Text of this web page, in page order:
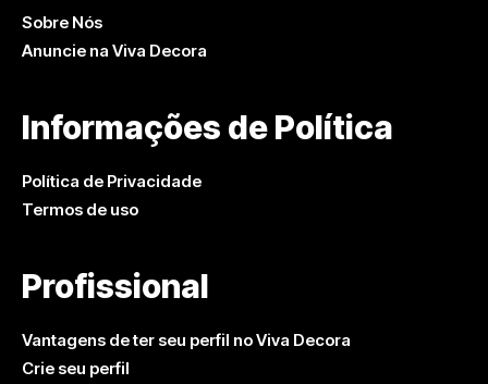
Sobre Nós
Anuncie na Viva Decora
Informações de Política
Política de Privacidade
Termos de uso
Profissional
Vantagens de ter seu perfil no Viva Decora
Crie seu perfil